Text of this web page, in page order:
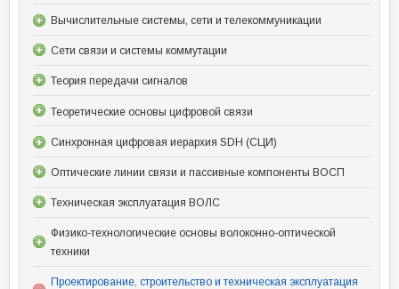
Вычислительные системы, сети и телекоммуникации
Сети связи и системы коммутации
Теория передачи сигналов
Теоретические основы цифровой связи
Синхронная цифровая иерархия SDH (СЦИ)
Оптические линии связи и пассивные компоненты ВОСП
Техническая эксплуатация ВОЛС
Физико-технологические основы волоконно-оптической
техники
Проектирование, строительство и техническая эксплуатация